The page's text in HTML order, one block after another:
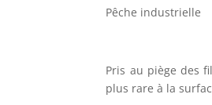
Pêche industrielle
Pris au piège des
plus rare à la